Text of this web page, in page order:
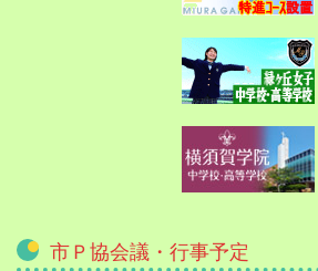
市Ｐ協会議・行事予定